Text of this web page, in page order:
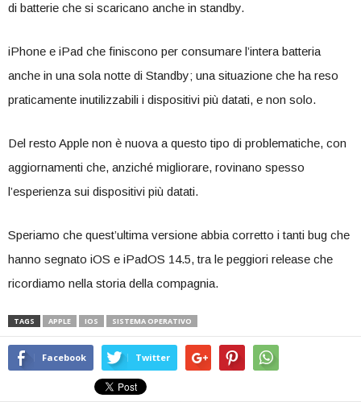
di batterie che si scaricano anche in standby.
iPhone e iPad che finiscono per consumare l’intera batteria
anche in una sola notte di Standby; una situazione che ha reso
praticamente inutilizzabili i dispositivi più datati, e non solo.
Del resto Apple non è nuova a questo tipo di problematiche, con
aggiornamenti che, anziché migliorare, rovinano spesso
l’esperienza sui dispositivi più datati.
Speriamo che quest’ultima versione abbia corretto i tanti bug che
hanno segnato iOS e iPadOS 14.5, tra le peggiori release che
ricordiamo nella storia della compagnia.
TAGS APPLE IOS SISTEMA OPERATIVO
Facebook Twitter